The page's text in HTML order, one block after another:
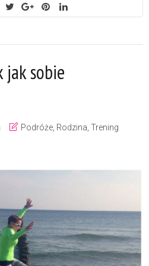
jak sobie
Podróże Rodzina Trening